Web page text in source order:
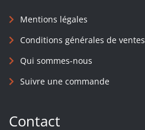
Mentions légales
Conditions générales de ventes
Qui sommes-nous
Suivre une commande
Contact